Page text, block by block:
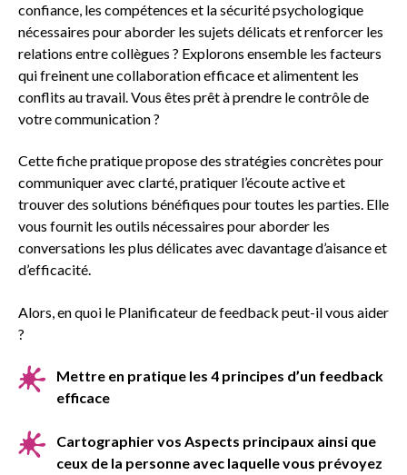
confiance, les compétences et la sécurité psychologique
nécessaires pour aborder les sujets délicats et renforcer les
relations entre collègues ? Explorons ensemble les facteurs
qui freinent une collaboration efficace et alimentent les
conflits au travail. Vous êtes prêt à prendre le contrôle de
votre communication ?
Cette fiche pratique propose des stratégies concrètes pour
communiquer avec clarté, pratiquer l’écoute active et
trouver des solutions bénéfiques pour toutes les parties. Elle
vous fournit les outils nécessaires pour aborder les
conversations les plus délicates avec davantage d’aisance et
d’efficacité.
Alors, en quoi le Planificateur de feedback peut-il vous aider
?
Mettre en pratique les 4 principes d’un feedback
efficace
Cartographier vos Aspects principaux ainsi que
ceux de la personne avec laquelle vous prévoyez